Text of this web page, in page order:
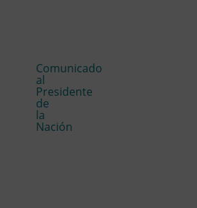
Comunicado
al
Presidente
de
la
Nación